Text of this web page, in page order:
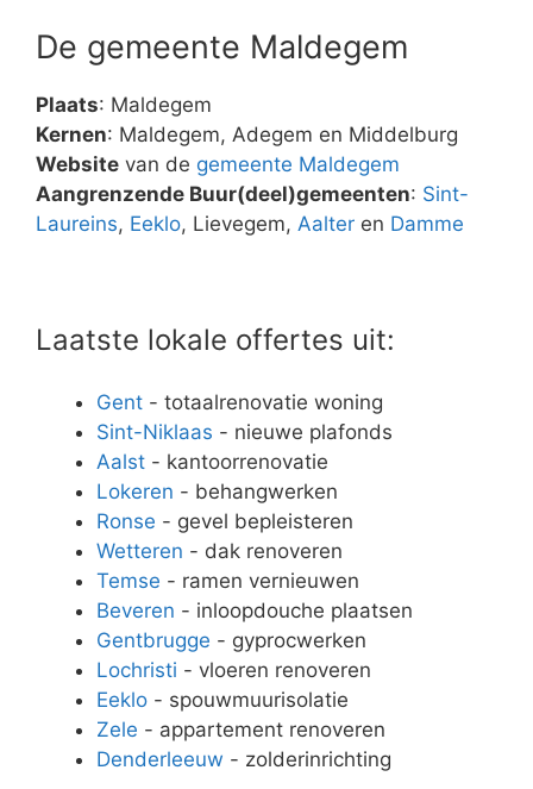
De gemeente Maldegem
Plaats: Maldegem
Kernen: Maldegem, Adegem en Middelburg
Website van de gemeente Maldegem
Aangrenzende Buur(deel)gemeenten: Sint-
Laureins, Eeklo, Lievegem, Aalter en Damme
Laatste lokale offertes uit:
Gent - totaalrenovatie woning
Sint-Niklaas - nieuwe plafonds
Aalst - kantoorrenovatie
Lokeren - behangwerken
Ronse - gevel bepleisteren
Wetteren - dak renoveren
Temse - ramen vernieuwen
Beveren - inloopdouche plaatsen
Gentbrugge - gyprocwerken
Lochristi - vloeren renoveren
Eeklo - spouwmuurisolatie
Zele - appartement renoveren
Denderleeuw - zolderinrichting